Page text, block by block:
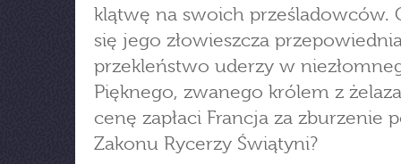
klątwę na swoich prześladowców.
się jego złowieszcza
przekleństwo uderzy w
Pięknego, zwanego królem z
cenę zapłaci Francja za zburzenie
Zakonu Rycerzy Świątyni?